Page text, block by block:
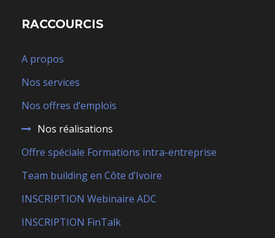
RACCOURCIS
A propos
Nos services
Nos offres d’emplois
Nos réalisations
Offre spéciale Formations intra-entreprise
Team building en Côte d’Ivoire
INSCRIPTION Webinaire ADC
INSCRIPTION FinTalk